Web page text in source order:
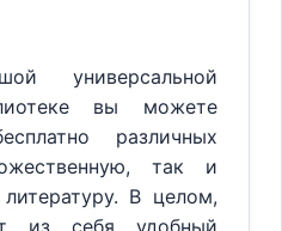
универсальной
вы можете
различных
так и
В целом,
из себя удобный